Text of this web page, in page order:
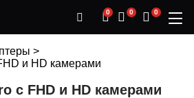
0 0 0
>
и HD камерами
с FHD и HD камерами